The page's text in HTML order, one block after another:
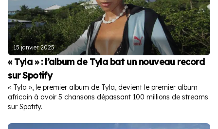
15 janvier 2025
« Tyla » : l’album de Tyla bat un nouveau record
sur Spotify
« Tyla », le premier album de Tyla, devient le premier album
africain à avoir 5 chansons dépassant 100 millions de streams
sur Spotify.